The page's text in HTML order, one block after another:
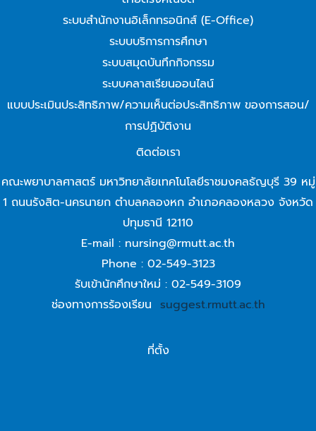
ระบบสำนักงานอิเล็กทรอนิกส์ (E-Office)
ระบบบริการการศึกษา
ระบบสมุดบันทึกกิจกรรม
ระบบคลาสเรียนออนไลน์
แบบประเมินประสิทธิภาพ/ความเห็นต่อประสิทธิภาพ ของการสอน/
การปฏิบัติงาน
ติดต่อเรา
คณะพยาบาลศาสตร์ มหาวิทยาลัยเทคโนโลยีราชมงคลธัญบุรี 39 หมู่
1 ถนนรังสิต-นครนายก ตำบลคลองหก อำเภอคลองหลวง จังหวัด
ปทุมธานี 12110
E-mail : nursing@rmutt.ac.th
Phone : 02-549-3123
รับเข้านักศึกษาใหม่ : 02-549-3109
ช่องทางการร้องเรียน suggest.rmutt.ac.th
ที่ตั้ง